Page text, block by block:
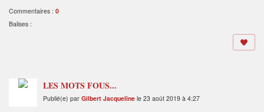
Commentaires : 0
Balises :
LES MOTS FOUS...
Publié(e) par Gilbert Jacqueline le 23 août 2019 à 4:27